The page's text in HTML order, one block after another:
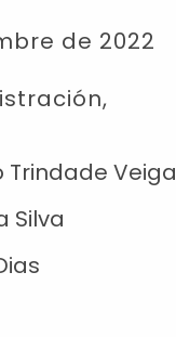
de 2022
Trindade Veiga
Silva